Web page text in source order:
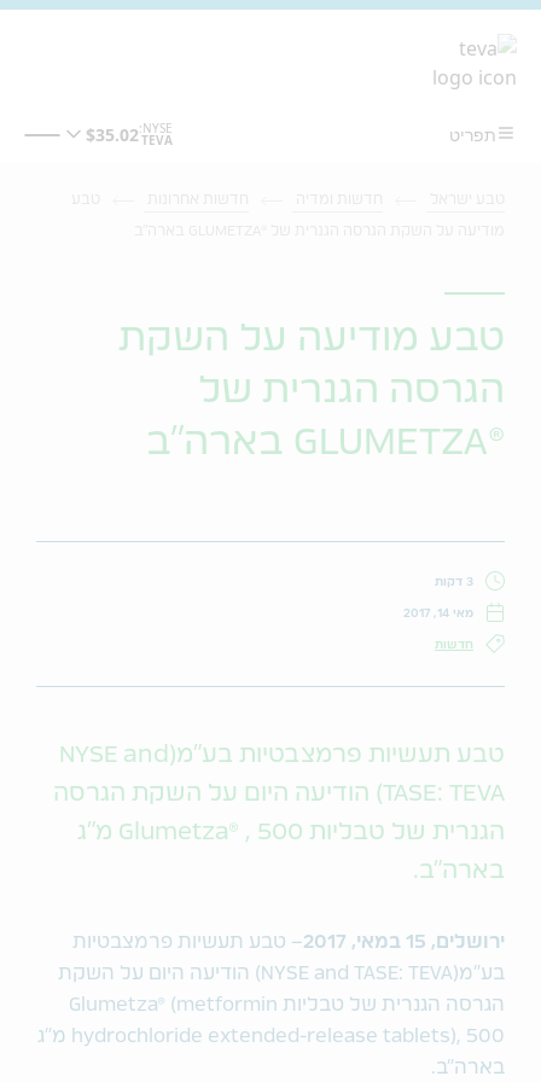
טבע מודיעה על השקת
הגרסה הגנרית של
®GLUMETZA בארה"ב
3 דקות
מאי 14, 2017
חדשות
טבע תעשיות פרמצבטיות בע"מ(NYSE and
TASE: TEVA) הודיעה היום על השקת הגרסה
הגנרית של טבליות Glumetza® , 500 מ"ג
בארה"ב.
ירושלים, 15 במאי, 2017
– טבע תעשיות פרמצבטיות
בע"מ(NYSE and TASE: TEVA) הודיעה היום על השקת
הגרסה הגנרית של טבליות Glumetza® (metformin
hydrochloride extended-release tablets), 500 מ"ג
בארה"ב.